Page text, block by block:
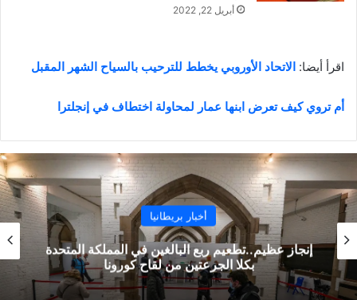
أبريل 22, 2022
اقرأ أيضا: الاتحاد الأوروبي يخطط للترحيب بالسياح الشهر المقبل
أم تروي كيف تعرض ابنها عمار لمحاولة اختطاف في إنجلترا
أخبار بريطانيا
إنجاز عظيم..تطعيم ربع البالغين في المملكة المتحدة
بكلا الجرعتين من لقاح كورونا